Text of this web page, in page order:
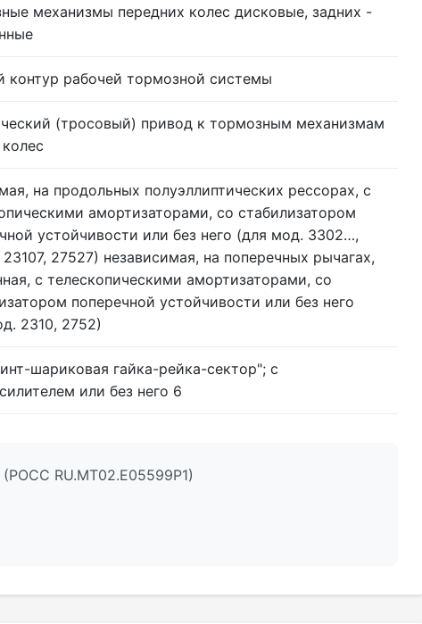
механизмы передних колес дисковые, задних -
контур рабочей тормозной системы
(тросовый) привод к тормозным механизмам
на продольных полуэллиптических рессорах, с
амортизаторами, со стабилизатором
устойчивости или без него (для мод. 3302…,
27527) независимая, на поперечных рычагах,
с телескопическими амортизаторами, со
поперечной устойчивости или без него
2310, 2752)
шариковая гайка-рейка-сектор"; с
или без него 6
(РОСС RU.МТ02.E05599Р1)